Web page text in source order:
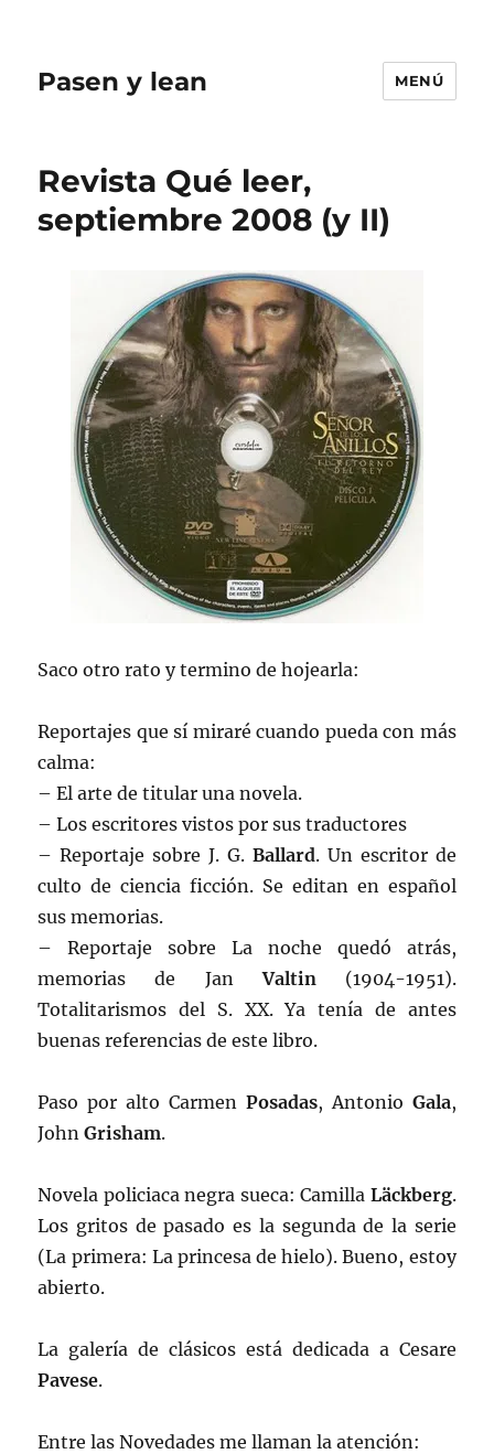
Pasen y lean MENÚ
Revista Qué leer,
septiembre 2008 (y II)
Saco otro rato y termino de hojearla:
Reportajes que sí miraré cuando pueda con más
calma:
– El arte de titular una novela.
– Los escritores vistos por sus traductores
– Reportaje sobre J. G. Ballard. Un escritor de
culto de ciencia ficción. Se editan en español
sus memorias.
– Reportaje sobre La noche quedó atrás,
memorias de JanValtin(1904-1951).
Totalitarismos del S. XX. Ya tenía de antes
buenas referencias de este libro.
Paso por alto Carmen Posadas, Antonio Gala,
JohnGrisham.
Novela policiaca negra sueca: Camilla Läckberg.
Los gritos de pasado es la segunda de la serie
(La primera: La princesa de hielo). Bueno, estoy
abierto.
La galería de clásicos está dedicada a Cesare
Pavese.
Entre las Novedades me llaman la atención: